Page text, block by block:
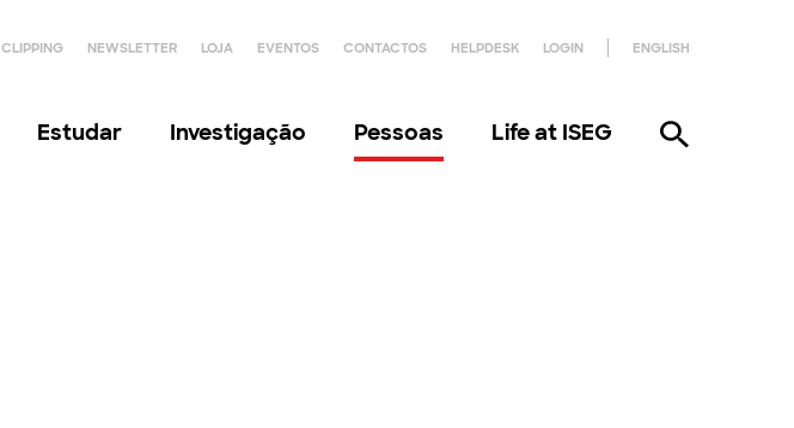
CLIPPING NEWSLETTER LOJA EVENTOS CONTACTOS HELPDESK LOGIN ENGLISH
Estudar Investigação Pessoas Life at ISEG